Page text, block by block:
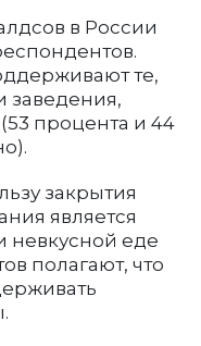
в России
те,
заведения,
процента и 44
закрытия
является
невкусной еде
полагают, что